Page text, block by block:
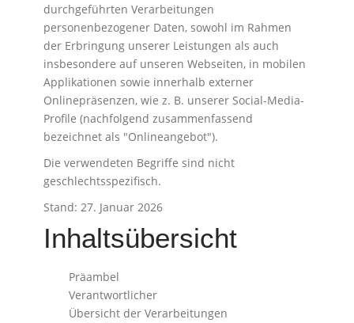
durchgeführten Verarbeitungen
personenbezogener Daten, sowohl im Rahmen
der Erbringung unserer Leistungen als auch
insbesondere auf unseren Webseiten, in mobilen
Applikationen sowie innerhalb externer
Onlinepräsenzen, wie z. B. unserer Social-Media-
Profile (nachfolgend zusammenfassend
bezeichnet als "Onlineangebot").
Die verwendeten Begriffe sind nicht
geschlechtsspezifisch.
Stand: 27. Januar 2026
Inhaltsübersicht
Präambel
Verantwortlicher
Übersicht der Verarbeitungen